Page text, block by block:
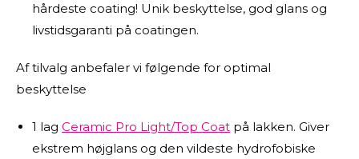
hårdeste coating! Unik beskyttelse, god glans og
livstidsgaranti på coatingen.
Af tilvalg anbefaler vi følgende for optimal
beskyttelse
1 lag Ceramic Pro Light/Top Coat på lakken. Giver
ekstrem højglans og den vildeste hydrofobiske